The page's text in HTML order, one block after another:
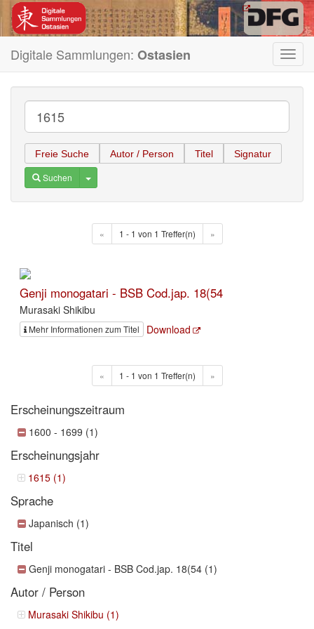
Digitale Sammlungen: Ostasien
Freie Suche Autor / Person Titel Signatur
Suchen Toggle Dropdown
« 1 - 1 von 1 Treffer(n) »
Genji monogatari - BSB Cod.jap. 18(54
Murasaki Shikibu
Mehr Informationen zum Titel Download
« 1 - 1 von 1 Treffer(n) »
Erscheinungszeitraum
1600 - 1699 (1)
Erscheinungsjahr
1615 (1)
Sprache
Japanisch (1)
Titel
Genji monogatari - BSB Cod.jap. 18(54 (1)
Autor / Person
Murasaki Shikibu (1)